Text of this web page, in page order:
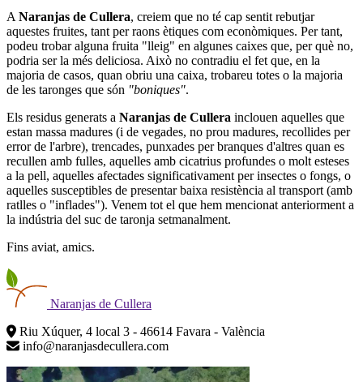
ANaranjas de Cullera, creiem que no té cap sentit rebutjar
aquestes fruites, tant per raons ètiques com econòmiques. Per tant,
podeu trobar alguna fruita "lleig" en algunes caixes que, per què no,
podria ser la més deliciosa. Això no contradiu el fet que, en la
majoria de casos, quan obriu una caixa, trobareu totes o la majoria
de les taronges que són "boniques".
Els residus generats a Naranjas de Cullera inclouen aquelles que
estan massa madures (i de vegades, no prou madures, recollides per
error de l'arbre), trencades, punxades per branques d'altres quan es
recullen amb fulles, aquelles amb cicatrius profundes o molt esteses
a la pell, aquelles afectades significativament per insectes o fongs, o
aquelles susceptibles de presentar baixa resistència al transport (amb
ratlles o "inflades"). Venem tot el que hem mencionat anteriorment a
la indústria del suc de taronja setmanalment.
Fins aviat, amics.
Naranjas de Cullera
Riu Xúquer, 4 local 3 - 46614 Favara - València
info@naranjasdecullera.com